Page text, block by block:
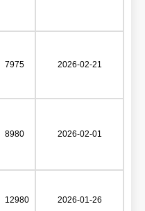
7975 2026-02-21
8980 2026-02-01
12980 2026-01-26